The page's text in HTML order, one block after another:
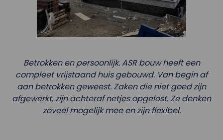
Betrokken en persoonlijk. ASR bouw heeft een
compleet vrijstaand huis gebouwd. Van begin af
aan betrokken geweest. Zaken die niet goed zijn
afgewerkt, zijn achteraf netjes opgelost. Ze denken
zoveel mogelijk mee en zijn flexibel.